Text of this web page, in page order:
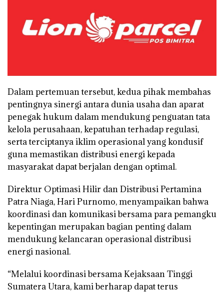
Dalam pertemuan tersebut, kedua pihak membahas
pentingnya sinergi antara dunia usaha dan aparat
penegak hukum dalam mendukung penguatan tata
kelola perusahaan, kepatuhan terhadap regulasi,
serta terciptanya iklim operasional yang kondusif
guna memastikan distribusi energi kepada
masyarakat dapat berjalan dengan optimal.
Direktur Optimasi Hilir dan Distribusi Pertamina
Patra Niaga, Hari Purnomo, menyampaikan bahwa
koordinasi dan komunikasi bersama para pemangku
kepentingan merupakan bagian penting dalam
mendukung kelancaran operasional distribusi
energi nasional.
“Melalui koordinasi bersama Kejaksaan Tinggi
Sumatera Utara, kami berharap dapat terus